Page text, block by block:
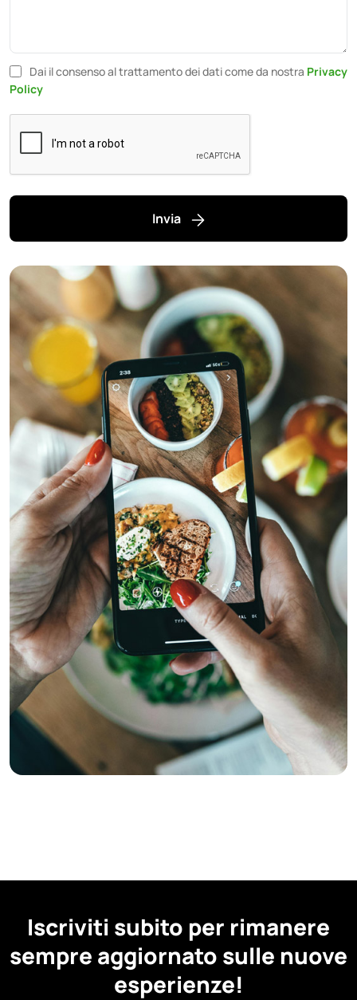
Dai il consenso al trattamento dei dati come da nostra Privacy
Policy
Invia
Iscriviti subito per rimanere
sempre aggiornato sulle nuove
esperienze!